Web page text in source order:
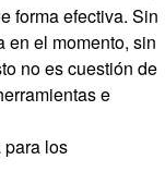
forma efectiva. Sin
en el momento, sin
no es cuestión de
e
para los